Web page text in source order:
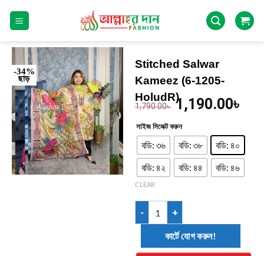
-34%
ছাড়
Stitched Salwar
Kameez (6-1205-
HoludR)
1,790.00৳ 1,190.00৳
সাইজ সিলেক্ট করুন
বডি: ৩৬ বডি: ৩৮
বডি: ৪০
বডি: ৪২
বডি: ৪৪ বডি: ৪৬
CLEAR
কার্টে যোগ করুন!